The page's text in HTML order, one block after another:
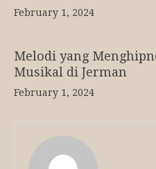
February 1, 2024
Melodi yang
Musikal di Jerman
February 1, 2024